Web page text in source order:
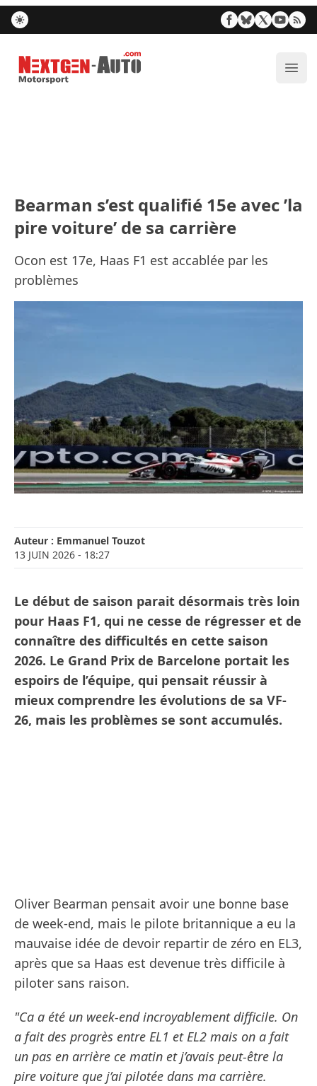
Nextgen-Auto.com
Bearman s’est qualifié 15e avec ’la
pire voiture’ de sa carrière
Ocon est 17e, Haas F1 est accablée par les
problèmes
Auteur : Emmanuel Touzot
13 JUIN 2026 - 18:27
Le début de saison parait désormais très loin
pour Haas F1, qui ne cesse de régresser et de
connaître des difficultés en cette saison
2026. Le Grand Prix de Barcelone portait les
espoirs de l’équipe, qui pensait réussir à
mieux comprendre les évolutions de sa VF-
26, mais les problèmes se sont accumulés.
Oliver Bearman pensait avoir une bonne base
de week-end, mais le pilote britannique a eu la
mauvaise idée de devoir repartir de zéro en EL3,
après que sa Haas est devenue très difficile à
piloter sans raison.
"Ca a été un week-end incroyablement difficile. On
a fait des progrès entre EL1 et EL2 mais on a fait
un pas en arrière ce matin et j’avais peut-être la
pire voiture que j’ai pilotée dans ma carrière.